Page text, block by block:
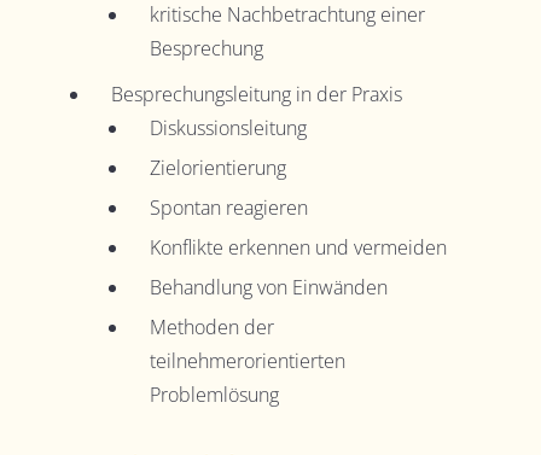
kritische Nachbetrachtung einer
Besprechung
Besprechungsleitung in der Praxis
Diskussionsleitung
Zielorientierung
Spontan reagieren
Konflikte erkennen und vermeiden
Behandlung von Einwänden
Methoden der
teilnehmerorientierten
Problemlösung